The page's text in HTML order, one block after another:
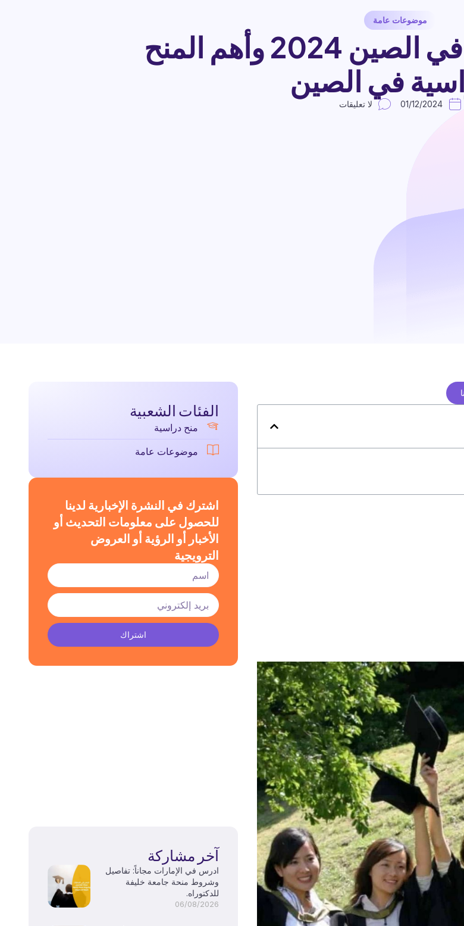
موضوعات عامة
مميزات الدراسة في الصين 2024 وأهم المنح
في الصين
01/12/2024 لا تعليقات
الفئات الشعبية
منح دراسية
موضوعات عامة
اشترك في النشرة الإخبارية لدينا
للحصول على معلومات التحديث أو
الأخبار أو الرؤية أو العروض
الترويجية
اشتراك
آخر مشاركة
ادرس في الإمارات مجاناً: تفاصيل
وشروط منحة جامعة خليفة
للدكتوراه.
06/08/2026